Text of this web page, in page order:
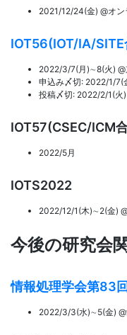
2021/12/24(金) @オン
IOT56(IOT/IA/SITE
2022/3/7(月)∼8(火) @
申込み〆切: 2022/1/7(
投稿〆切: 2022/2/1(火)
IOT57(CSEC/ICM
2022/5月
IOTS2022
2022/12/1(木)∼2(金)
今後の研究会
情報処理学会第83
2022/3/3(水)∼5(金)